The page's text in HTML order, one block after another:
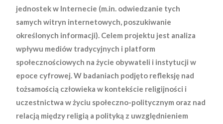
jednostek w Internecie (m.in. odwiedzanie tych
samych witryn internetowych, poszukiwanie
określonych informacji). Celem projektu jest analiza
wpływu mediów tradycyjnych i platform
społecznościowych na życie obywateli i instytucji w
epoce cyfrowej. W badaniach podjęto refleksję nad
tożsamością człowieka w kontekście religijności i
uczestnictwa w życiu społeczno-politycznym oraz nad
relacją między religią a polityką z uwzględnieniem